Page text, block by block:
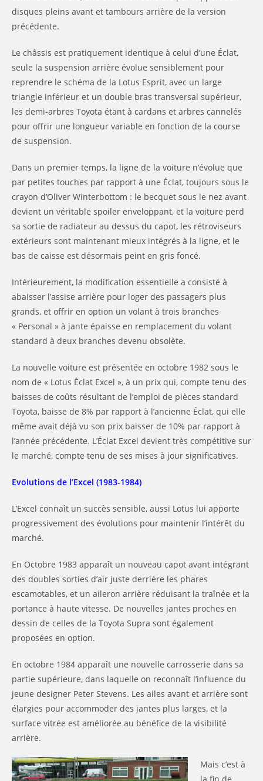
disques pleins avant et tambours arrière de la version
précédente.
Le châssis est pratiquement identique à celui d’une Éclat,
seule la suspension arrière évolue sensiblement pour
reprendre le schéma de la Lotus Esprit, avec un large
triangle inférieur et un double bras transversal supérieur,
les demi-arbres Toyota étant à cardans et arbres cannelés
pour offrir une longueur variable en fonction de la course
de suspension.
Dans un premier temps, la ligne de la voiture n’évolue que
par petites touches par rapport à une Éclat, toujours sous le
crayon d’Oliver Winterbottom : le becquet sous le nez avant
devient un véritable spoiler enveloppant, et la voiture perd
sa sortie de radiateur au dessus du capot, les rétroviseurs
extérieurs sont maintenant mieux intégrés à la ligne, et le
bas de caisse est désormais peint en gris foncé.
Intérieurement, la modification essentielle a consisté à
abaisser l’assise arrière pour loger des passagers plus
grands, et offrir en option un volant à trois branches
« Personal » à jante épaisse en remplacement du volant
standard à deux branches devenu obsolète.
La nouvelle voiture est présentée en octobre 1982 sous le
nom de « Lotus Éclat Excel », à un prix qui, compte tenu des
baisses de coûts résultant de l’emploi de pièces standard
Toyota, baisse de 8% par rapport à l’ancienne Éclat, qui elle
même avait déjà vu son prix baisser de 10% par rapport à
l’année précédente. L’Éclat Excel devient très compétitive sur
le marché, compte tenu de ses mises à jour significatives.
Evolutions de l’Excel (1983-1984)
L’Excel connaît un succès sensible, aussi Lotus lui apporte
progressivement des évolutions pour maintenir l’intérêt du
marché.
En Octobre 1983 apparaît un nouveau capot avant intégrant
des doubles sorties d’air juste derrière les phares
escamotables, et un aileron arrière réduisant la traînée et la
portance à haute vitesse. De nouvelles jantes proches en
dessin de celles de la Toyota Supra sont également
proposées en option.
En octobre 1984 apparaît une nouvelle carrosserie dans sa
partie supérieure, dans laquelle on reconnaît l’influence du
jeune designer Peter Stevens. Les ailes avant et arrière sont
élargies pour accommoder des jantes plus larges, et la
surface vitrée est améliorée au bénéfice de la visibilité
arrière.
Mais c’est à